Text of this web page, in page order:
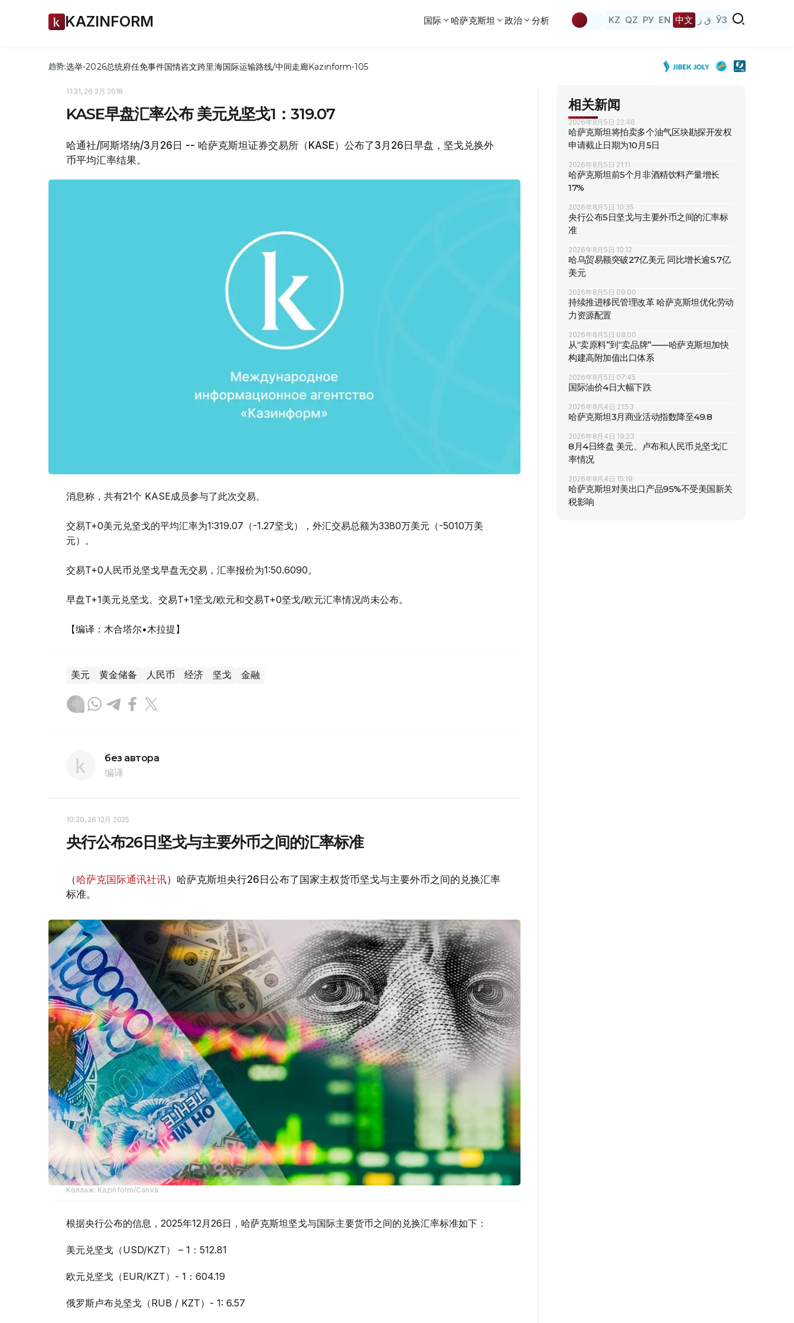
KAZINFORM 国际 哈萨克斯坦 政治 分析 KZ QZ РУ EN 中文 ق ز ЎЗ
趋势:选举-2026总统府任免事件国情咨文跨里海国际运输路线/中间走廊Kazinform-105
11:31, 26 3月 2018
KASE早盘汇率公布 美元兑坚戈1：319.07
哈通社/阿斯塔纳/3月26日 -- 哈萨克斯坦证券交易所（KASE）公布了3月26日早盘，坚戈兑换外
币平均汇率结果。
消息称，共有21个 KASE成员参与了此次交易。
交易T+0美元兑坚戈的平均汇率为1:319.07（-1.27坚戈），外汇交易总额为3380万美元（-5010万美
元）。
交易T+0人民币兑坚戈早盘无交易，汇率报价为1:50.6090。
早盘T+1美元兑坚戈、交易T+1坚戈/欧元和交易T+0坚戈/欧元汇率情况尚未公布。
【编译：木合塔尔•木拉提】
美元 黄金储备 人民币 经济 坚戈 金融
без автора
编译
10:30, 26 12月 2025
央行公布26日坚戈与主要外币之间的汇率标准
（哈萨克国际通讯社讯）哈萨克斯坦央行26日公布了国家主权货币坚戈与主要外币之间的兑换汇率
标准。
Коллаж: Kazinform/Canva
根据央行公布的信息，2025年12月26日，哈萨克斯坦坚戈与国际主要货币之间的兑换汇率标准如下：
美元兑坚戈（USD/KZT） – 1：512.81
欧元兑坚戈（EUR/KZT）- 1：604.19
俄罗斯卢布兑坚戈（RUB / KZT）- 1: 6.57
相关新闻
2026年8月5日 22:46
哈萨克斯坦将拍卖多个油气区块勘探开发权
申请截止日期为10月5日
2026年8月5日 21:11
哈萨克斯坦前5个月非酒精饮料产量增长
17%
2026年8月5日 10:35
央行公布5日坚戈与主要外币之间的汇率标
准
2026年8月5日 10:12
哈乌贸易额突破27亿美元 同比增长逾5.7亿
美元
2026年8月5日 09:00
持续推进移民管理改革 哈萨克斯坦优化劳动
力资源配置
2026年8月5日 08:00
从“卖原料”到“卖品牌”——哈萨克斯坦加快
构建高附加值出口体系
2026年8月5日 07:45
国际油价4日大幅下跌
2026年8月4日 21:53
哈萨克斯坦3月商业活动指数降至49.8
2026年8月4日 19:23
8月4日终盘 美元、卢布和人民币兑坚戈汇
率情况
2026年8月4日 15:19
哈萨克斯坦对美出口产品95%不受美国新关
税影响